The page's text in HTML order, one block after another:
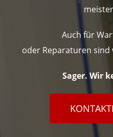
Auch für
oder Reparaturen
Sager. Wir